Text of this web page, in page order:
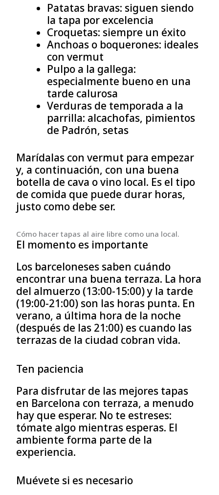
Patatas bravas: siguen siendo
la tapa por excelencia
Croquetas: siempre un éxito
Anchoas o boquerones: ideales
con vermut
Pulpo a la gallega:
especialmente bueno en una
tarde calurosa
Verduras de temporada a la
parrilla: alcachofas, pimientos
de Padrón, setas
Marídalas con vermut para empezar
y, a continuación, con una buena
botella de cava o vino local. Es el tipo
de comida que puede durar horas,
justo como debe ser.
Cómo hacer tapas al aire libre como una local.
El momento es importante
Los barceloneses saben cuándo
encontrar una buena terraza. La hora
del almuerzo (13:00-15:00) y la tarde
(19:00-21:00) son las horas punta. En
verano, a última hora de la noche
(después de las 21:00) es cuando las
terrazas de la ciudad cobran vida.
Ten paciencia
Para disfrutar de las mejores tapas
en Barcelona con terraza, a menudo
hay que esperar. No te estreses:
tómate algo mientras esperas. El
ambiente forma parte de la
experiencia.
Muévete si es necesario